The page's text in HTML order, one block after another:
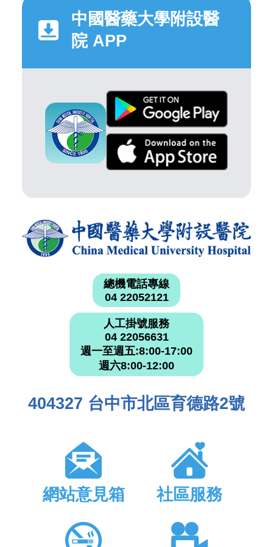
中國醫藥大學附設醫
院 APP
總機電話專線
04 22052121
人工掛號服務
04 22056631
週一至週五:8:00-17:00
週六8:00-12:00
404327 台中市北區育德路2號
網站意見箱 社區服務